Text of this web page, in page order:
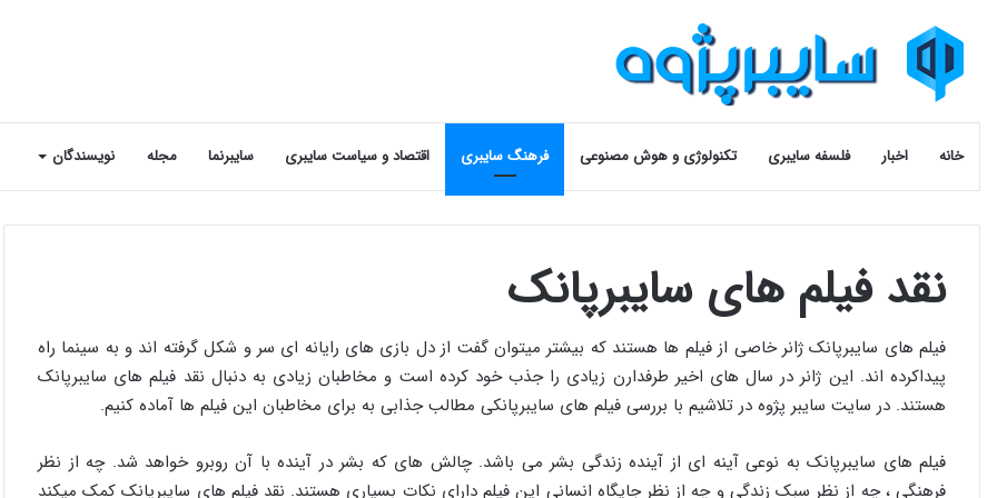
خانه اخبار فلسفه سایبری تکنولوژی و هوش مصنوعی فرهنگ سایبری اقتصاد و سیاست سایبری سایبرنما مجله نویسندگان
نقد فیلم های سایبرپانک
فیلم های سایبرپانک ژانر خاصی از فیلم ها هستند که بیشتر میتوان گفت از دل بازی های رایانه ای سر و شکل گرفته اند و به سینما راه
پیداکرده اند. این ژانر در سال های اخیر طرفدارن زیادی را جذب خود کرده است و مخاطبان زیادی به دنبال نقد فیلم های سایبرپانک
هستند. در سایت سایبر پژوه در تلاشیم با بررسی فیلم های سایبرپانکی مطالب جذابی به برای مخاطبان این فیلم ها آماده کنیم.
فیلم های سایبرپانک به نوعی آینه ای از آینده زندگی بشر می باشد. چالش های که بشر در آینده با آن روبرو خواهد شد. چه از نظر
فرهنگی ، چه از نظر سبک زندگی و چه از نظر جایگاه انسانی این فیلم دارای نکات بسیاری هستند. نقد فیلم های سایبرپانک کمک میکند